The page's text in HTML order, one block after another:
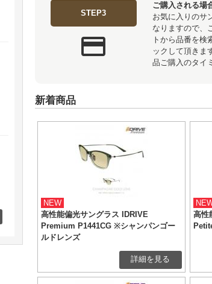
STEP3
payment
ご購入される場
お気に入りのサ
なりますので、
トから品番を検
ックして頂きま
品ご購入のタイ
新着商品
NEW
高性能偏光サングラス IDRIVE
Premium P1441CG ※シャンパンゴー
ルドレンズ
詳細を見る
高性